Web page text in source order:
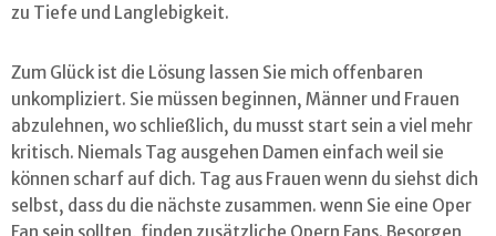
zu Tiefe und Langlebigkeit.
Zum Glück ist die Lösung lassen Sie mich offenbaren
unkompliziert. Sie müssen beginnen, Männer und Frauen
abzulehnen, wo schließlich, du musst start sein a viel mehr
kritisch. Niemals Tag ausgehen Damen einfach weil sie
können scharf auf dich. Tag aus Frauen wenn du siehst dich
selbst, dass du die nächste zusammen. wenn Sie eine Oper